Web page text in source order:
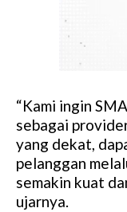
“Kami ingin
sebagai
yang dekat,
pelanggan
semakin kuat
ujarnya.